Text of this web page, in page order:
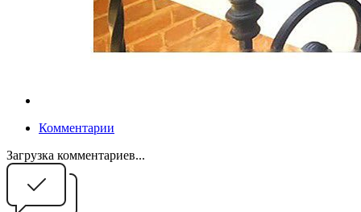
Комментарии
Загрузка комментариев...